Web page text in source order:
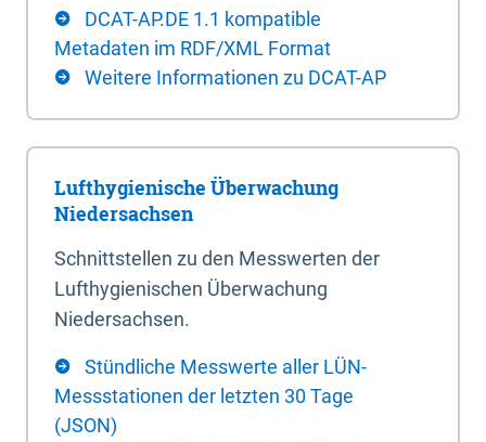
DCAT-AP.DE 1.1 kompatible
Metadaten im RDF/XML Format
Weitere Informationen zu DCAT-AP
Lufthygienische Überwachung
Niedersachsen
Schnittstellen zu den Messwerten der
Lufthygienischen Überwachung
Niedersachsen.
Stündliche Messwerte aller LÜN-
Messstationen der letzten 30 Tage
(JSON)